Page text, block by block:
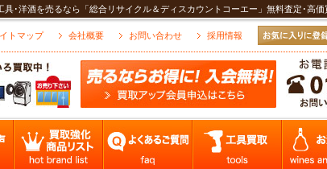
具･洋酒を売るなら「総合リサイクル＆ディスカウントコーエー」無料査定･高
トマップ 会社概要 お問い合わせ 採用情報